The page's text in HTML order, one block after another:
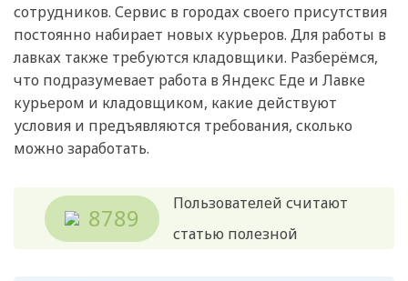
сотрудников. Сервис в городах своего присутствия
постоянно набирает новых курьеров. Для работы в
лавках также требуются кладовщики. Разберёмся,
что подразумевает работа в Яндекс Еде и Лавке
курьером и кладовщиком, какие действуют
условия и предъявляются требования, сколько
можно заработать.
8789
Пользователей считают
статью полезной